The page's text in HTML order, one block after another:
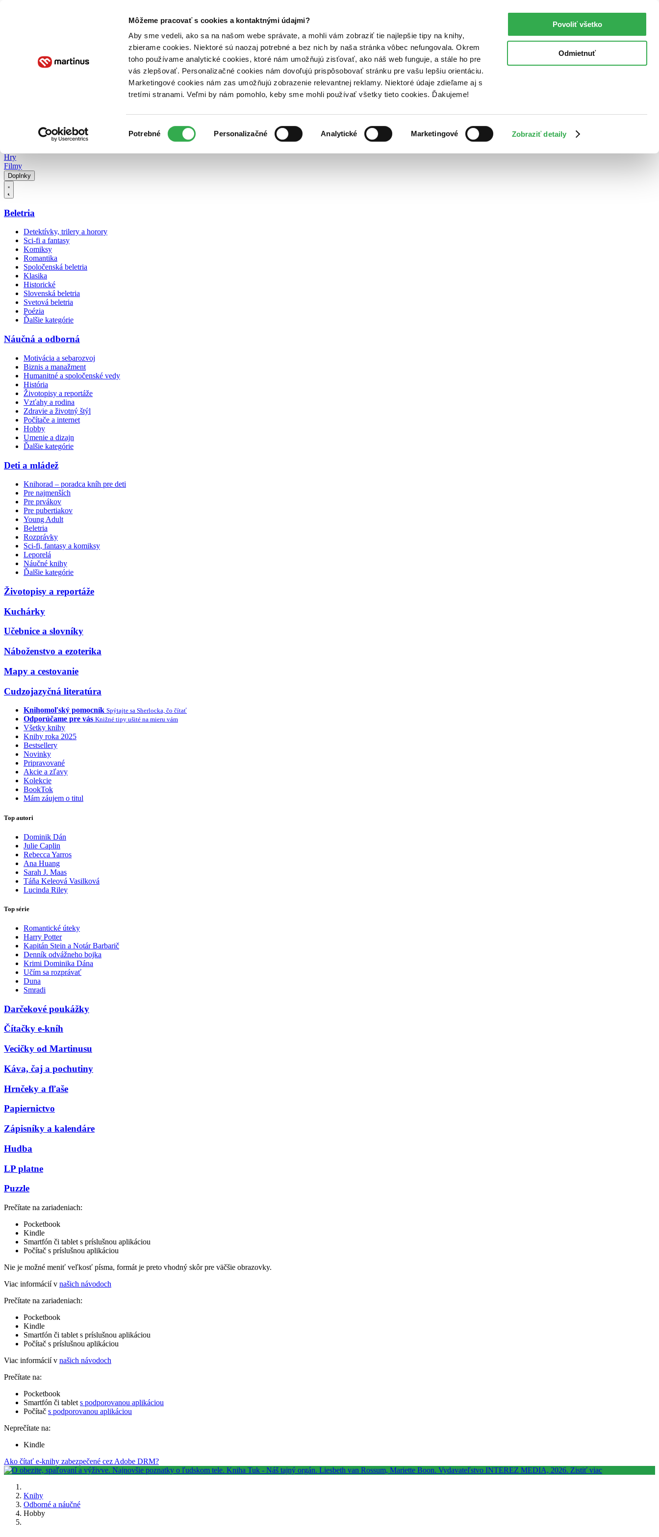
Môžeme pracovať s cookies a kontaktnými údajmi?
Aby sme vedeli, ako sa na našom webe správate, a mohli vám zobraziť tie najlepšie tipy na knihy,
zbierame cookies. Niektoré sú naozaj potrebné a bez nich by naša stránka vôbec nefungovala. Okrem
toho používame analytické cookies, ktoré nám umožňujú zisťovať, ako náš web funguje, a stále ho pre
vás zlepšovať. Personalizačné cookies nám dovoľujú prispôsobovať stránku pre vašu lepšiu orientáciu.
Marketingové cookies nám zas umožňujú zobrazenie relevantnej reklamy. Niektoré údaje zdieľame aj s
tretími stranami. Veľmi by nám pomohlo, keby sme mohli používať všetky tieto cookies. Ďakujeme!
súhlasu
Potrebné Personalizačné Analytické Marketingové Zobraziť detaily
Povoliť všetko
Odmietnuť
Poukážky Kontakt
Hry
Filmy
Doplnky
Beletria
Detektívky, trilery a horory
Sci-fi a fantasy
Komiksy
Romantika
Spoločenská beletria
Klasika
Historické
Slovenská beletria
Svetová beletria
Poézia
Ďalšie kategórie
Náučná a odborná
Motivácia a sebarozvoj
Biznis a manažment
Humanitné a spoločenské vedy
História
Životopisy a reportáže
Vzťahy a rodina
Zdravie a životný štýl
Počítače a internet
Hobby
Umenie a dizajn
Ďalšie kategórie
Deti a mládež
Knihorad – poradca kníh pre deti
Pre najmenších
Pre prvákov
Pre pubertiakov
Young Adult
Beletria
Rozprávky
Sci-fi, fantasy a komiksy
Leporelá
Náučné knihy
Ďalšie kategórie
Životopisy a reportáže
Kuchárky
Učebnice a slovníky
Náboženstvo a ezoterika
Mapy a cestovanie
Cudzojazyčná literatúra
Knihomoľský pomocník Spýtajte sa Sherlocka, čo čítať
Odporúčame pre vás Knižné tipy ušité na mieru vám
Všetky knihy
Knihy roka 2025
Bestsellery
Novinky
Pripravované
Akcie a zľavy
Kolekcie
BookTok
Mám záujem o titul
Top autori
Dominik Dán
Julie Caplin
Rebecca Yarros
Ana Huang
Sarah J. Maas
Táňa Keleová Vasilková
Lucinda Riley
Top série
Romantické úteky
Harry Potter
Kapitán Stein a Notár Barbarič
Denník odvážneho bojka
Krimi Dominika Dána
Učím sa rozprávať
Duna
Smradi
Darčekové poukážky
Čítačky e-kníh
Vecičky od Martinusu
Káva, čaj a pochutiny
Hrnčeky a fľaše
Papiernictvo
Zápisníky a kalendáre
Hudba
LP platne
Puzzle
Prečítate na zariadeniach:
Pocketbook
Kindle
Smartfón či tablet s príslušnou aplikáciou
Počítač s príslušnou aplikáciou
Nie je možné meniť veľkosť písma, formát je preto vhodný skôr pre väčšie obrazovky.
Viac informácií v našich návodoch
Prečítate na zariadeniach:
Pocketbook
Kindle
Smartfón či tablet s príslušnou aplikáciou
Počítač s príslušnou aplikáciou
Viac informácií v našich návodoch
Prečítate na:
Pocketbook
Smartfón či tablet s podporovanou aplikáciou
Počítač s podporovanou aplikáciou
Neprečítate na:
Kindle
Ako čítať e-knihy zabezpečené cez Adobe DRM?
Knihy
Odborné a náučné
Hobby